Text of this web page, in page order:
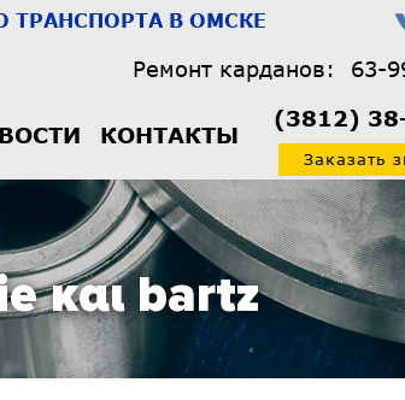
ТРАНСПОРТА В ОМСКЕ
Ремонт карданов: 63-
КОНТАКТЫ
(3812)
Заказать
και bartz